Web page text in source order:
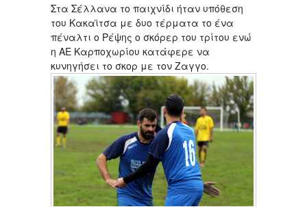
Στα Σέλλανα το παιχνίδι ήταν υπόθεση
του Κακαϊτσα με δυο τέρματα το ένα
πέναλτι ο Ρέψης ο σκόρερ του τρίτου ενώ
η ΑΕ Καρποχωρίου κατάφερε να
κυνηγήσει το σκορ με τον Ζαγγο.